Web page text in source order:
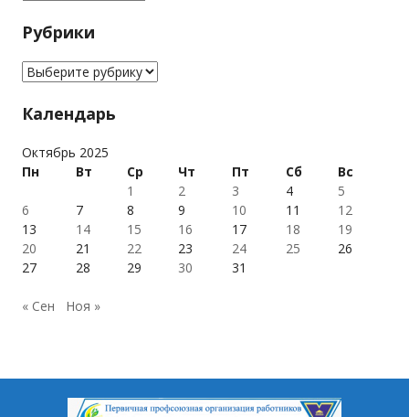
Рубрики
Рубрики
Календарь
Октябрь 2025
Пн
Вт Ср Чт Пт Сб
Вс
1
2 3 4
5
6
7 8 9 10 11
12
13
14 15 16 17 18
19
20
21 22 23 24 25
26
27
28 29 30 31
« Сен Ноя »